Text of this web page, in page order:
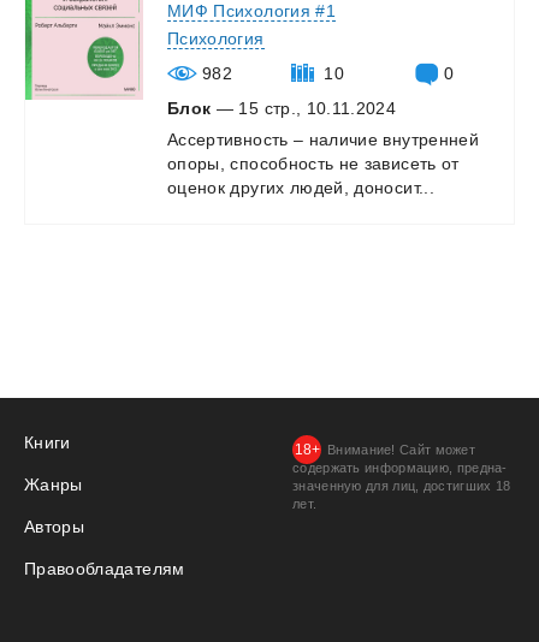
МИФ Психология #1
Психология
982
10
0
Блок — 15 стр., 10.11.2024
Ассертивность – наличие внутренней
опоры,
способность не зависеть от
оценок других людей, доносит...
Книги
Жанры
Авторы
Правообладателям
Внимание! Сайт может
содержать информацию, предна­
значенную для лиц, дости­гших 18
лет.